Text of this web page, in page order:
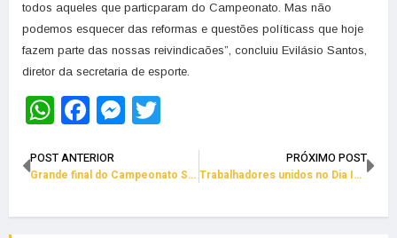
todos aqueles que particparam do Campeonato. Mas não
podemos esquecer das reformas e questões políticass que hoje
fazem parte das nossas reivindicaões”, concluiu Evilásio Santos,
diretor da secretaria de esporte.
WhatsApp
Facebook
Messenger
POST ANTERIOR
Grande final do Campeonato Society é neste domingo
PRÓXIMO POST
Trabalhadores unidos no Dia Internacional de Ação